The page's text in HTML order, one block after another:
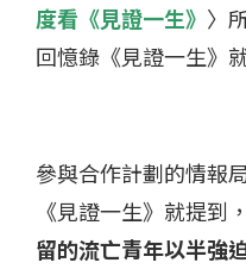
度看《見證一生》 〉
回憶錄《見證一生》
參與合作計劃的情報
《見證一生》就提到，
留的流亡青年以半強